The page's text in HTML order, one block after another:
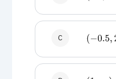
C (−0.5,2)